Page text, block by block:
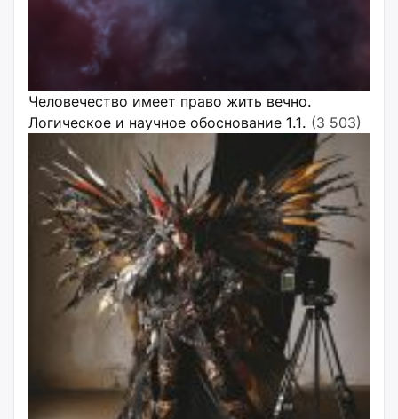
Человечество имеет право жить вечно.
Логическое и научное обоснование 1.1. (3 503)